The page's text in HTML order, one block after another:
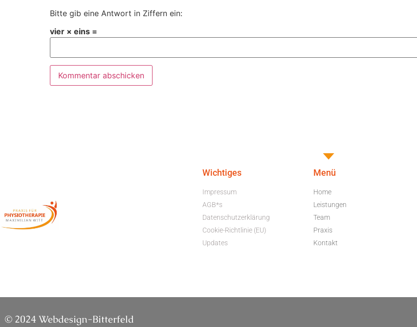
Bitte gib eine Antwort in Ziffern ein:
vier × eins =
Wichtiges
Impressum
AGB*s
Datenschutzerklärung
Cookie-Richtlinie (EU)
Updates
Menü
Home
Leistungen
Team
Praxis
Kontakt
© 2024 Webdesign-Bitterfeld